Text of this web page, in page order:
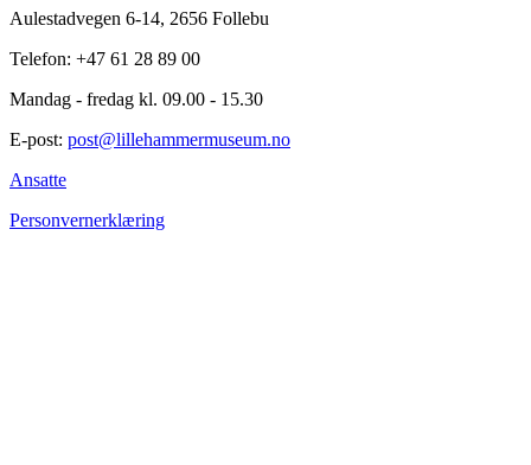
Aulestadvegen 6-14, 2656 Follebu
Telefon: +47 61 28 89 00
Mandag - fredag kl. 09.00 - 15.30
E-post: post@lillehammermuseum.no
Ansatte
Personvernerklæring